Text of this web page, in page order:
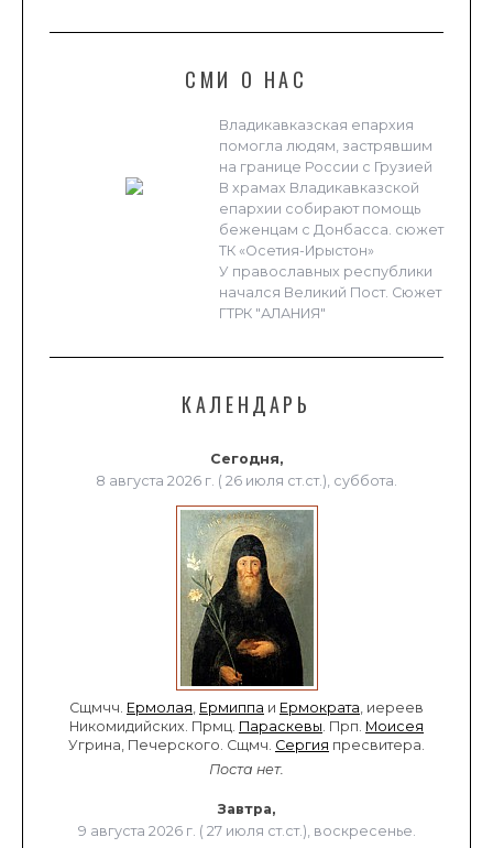
СМИ О НАС
Владикавказская епархия
помогла людям, застрявшим
на границе России с Грузией
В храмах Владикавказской
епархии собирают помощь
беженцам с Донбасса. сюжет
ТК «Осетия-Ирыстон»
У православных республики
начался Великий Пост. Сюжет
ГТРК "АЛАНИЯ"
КАЛЕНДАРЬ
Сегодня,
8 августа 2026 г. ( 26 июля ст.ст.), суббота.
Сщмчч. Ермолая, Ермиппа и Ермократа, иереев
Никомидийских. Прмц. Параскевы. Прп. Моисея
Угрина, Печерского. Сщмч. Сергия пресвитера.
Поста нет.
Завтра,
9 августа 2026 г. ( 27 июля ст.ст.), воскресенье.